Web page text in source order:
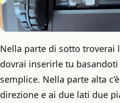
Nella parte di sotto troverai
dovrai inserirle tu
semplice. Nella parte alta
direzione e ai due lati due